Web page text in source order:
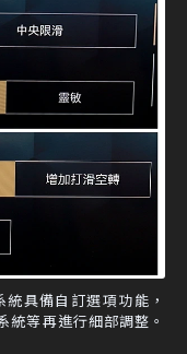
具備自訂選項功能，
統等再進行細部調整。